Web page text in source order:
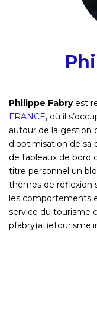
Philippe Fabryest
FRANCE, où il
autour de la gestion
d'optimisation de sa
de tableaux de bord
titre personnel un
thèmes de réflexion
les comportements
service du tourisme